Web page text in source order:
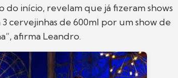
do início, revelam que já fizeram shows
cervejinhas de 600ml por um show de
afirma Leandro.